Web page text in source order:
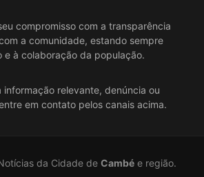
compromisso com a transparência
a comunidade, estando sempre
e à colaboração da população.
informação relevante, denúncia ou
em contato pelos canais acima.
da Cidade de Cambée região.